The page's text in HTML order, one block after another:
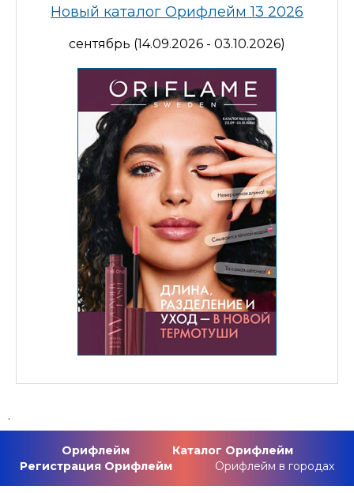
Новый каталог Орифлейм 13 2026
сентябрь (14.09.2026 - 03.10.2026)
.
Орифлейм
Каталог Орифлейм
Регистрация Орифлейм
Орифлейм в городах